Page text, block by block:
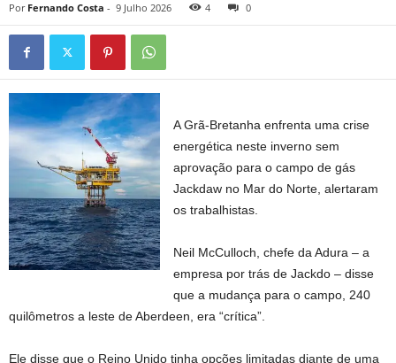
Por Fernando Costa - 9 Julho 2026 4 0
A Grã-Bretanha enfrenta uma crise
energética neste inverno sem
aprovação para o campo de gás
Jackdaw no Mar do Norte, alertaram
os trabalhistas.
Neil McCulloch, chefe da Adura – a
empresa por trás de Jackdo – disse
que a mudança para o campo, 240
quilômetros a leste de Aberdeen, era “crítica”.
Ele disse que o Reino Unido tinha opções limitadas diante de uma